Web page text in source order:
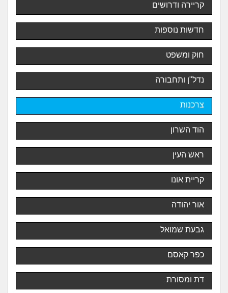
קריירה ודרושים
חדשות נוספות
חוק ומשפט
נדל"ן ותחבורה
צרכנות
הוד השרון
ראש העין
קריית אונו
אור יהודה
גבעת שמואל
כפר קאסם
דת ומסורת